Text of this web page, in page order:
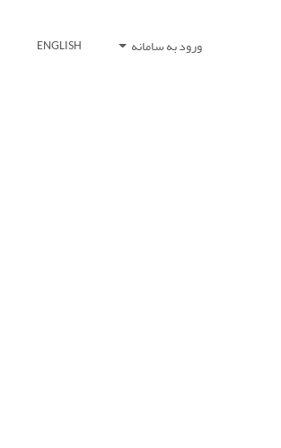
ورود به سامانه ENGLISH